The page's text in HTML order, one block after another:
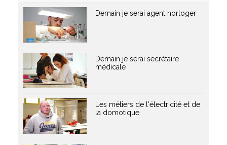
Demain je serai agent horloger
Demain je serai secrétaire
médicale
Les métiers de l'électricité et de
la domotique